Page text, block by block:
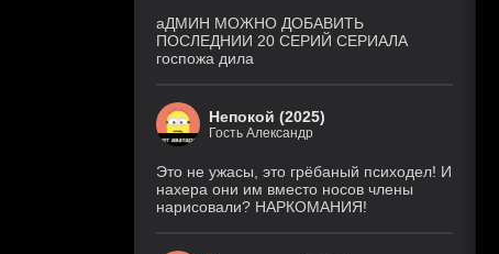
аДМИН МОЖНО ДОБАВИТЬ
ПОСЛЕДНИИ 20 СЕРИЙ СЕРИАЛА
госпожа дила
Непокой (2025)
Гость Александр
Это не ужасы, это грёбаный психодел! И
нахера они им вместо носов члены
нарисовали? НАРКОМАНИЯ!